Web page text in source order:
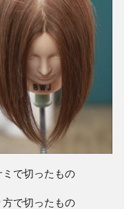
で切ったもの
で切ったもの